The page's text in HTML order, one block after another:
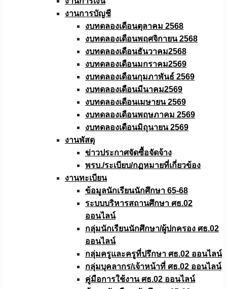
งานการบัญชี
งบทดลองเดือนตุลาคม 2568
งบทดลองเดือนพฤศจิกายน 2568
งบทดลองเดือนธันวาคม2568
งบทดลองเดือนมกราคม2569
งบทดลองเดือนกุมภาพันธ์ 2569
งบทดลองเดือนมีนาคม2569
งบทดลองเดือนเมษายน 2569
งบทดลองเดือนพฤษภาคม 2569
งบทดลองเดือนมิถุนายน 2569
งานพัสดุ
ข่าวประกาศจัดซื้อจัดจ้าง
พรบ./ระเบียบ/กฏหมายที่เกี่ยวข้อง
งานทะเบียน
ข้อมูลนักเรียนนักศึกษา 65-68
ระบบบริหารสถานศึกษา ศธ.02
ออนไลน์
กลุ่มนักเรียนนักศึกษา/ผู้ปกครอง ศธ.02
ออนไลน์
กลุ่มครูและครูที่ปรึกษา ศธ.02 ออนไลน์
กลุ่มบุคลากร/เจ้าหน้าที่ ศธ.02 ออนไลน์
คู่มือการใช้งาน ศธ.02 ออนไลน์